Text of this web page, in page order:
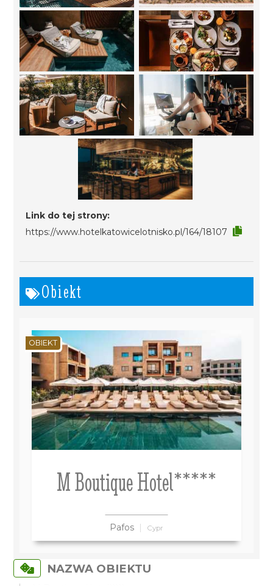
Link do tej strony:
https://www.hotelkatowicelotnisko.pl/164/18107
Obiekt
M Boutique Hotel*****
Pafos Cypr
OBIEKT
NAZWA OBIEKTU